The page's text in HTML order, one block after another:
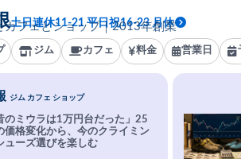
カフェとショップ｜2013年創業
土日連休11-21 平日祝16-23 月休
ジム カフェ 料金 営業日
ジム カフェ ショップ
のミウラは1万円台だった」25
価格変化から、今のクライミン
ューズ選びを楽しむ